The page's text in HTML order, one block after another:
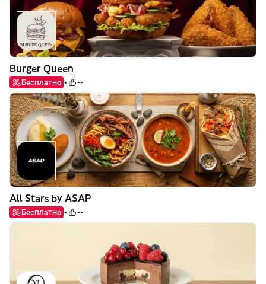
Burger Queen
Бесплатно --
All Stars by ASAP
Бесплатно --